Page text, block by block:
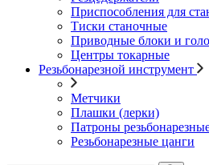
Приспособления для
Тиски станочные
Приводные блоки и
Центры токарные
Резьбонарезной инструмент
Метчики
Плашки (лерки)
Патроны
Резьбонарезные цанги